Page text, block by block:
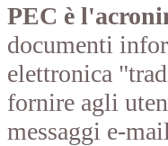
PEC è
documenti
elettronica
fornire agli
messaggi e-